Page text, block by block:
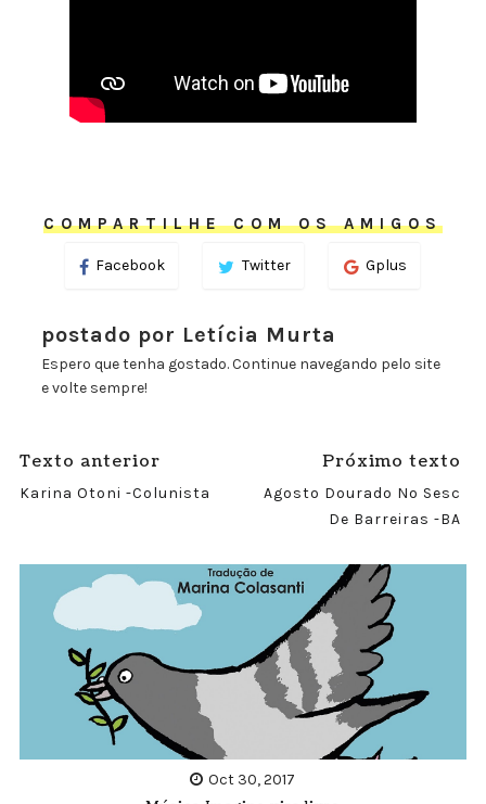
COMPARTILHE COM OS AMIGOS
Facebook Twitter Gplus
postado por Letícia Murta
Espero que tenha gostado. Continue navegando pelo site
e volte sempre!
Texto anterior
Karina Otoni -Colunista
Próximo texto
Agosto Dourado No Sesc
De Barreiras -BA
Oct 30, 2017